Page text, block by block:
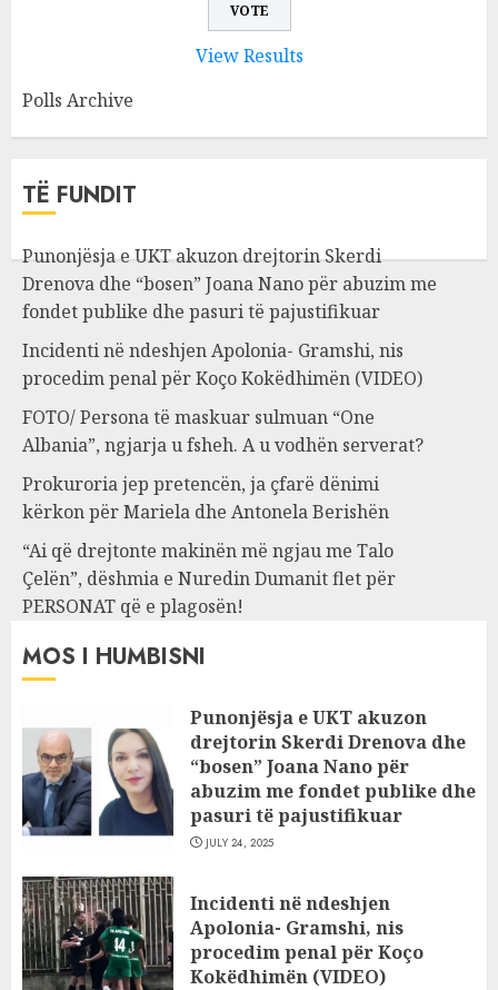
View Results
Polls Archive
TË FUNDIT
Punonjësja e UKT akuzon drejtorin Skerdi
Drenova dhe “bosen” Joana Nano për abuzim me
fondet publike dhe pasuri të pajustifikuar
Incidenti në ndeshjen Apolonia- Gramshi, nis
procedim penal për Koço Kokëdhimën (VIDEO)
FOTO/ Persona të maskuar sulmuan “One
Albania”, ngjarja u fsheh. A u vodhën serverat?
Prokuroria jep pretencën, ja çfarë dënimi
kërkon për Mariela dhe Antonela Berishën
“Ai që drejtonte makinën më ngjau me Talo
Çelën”, dëshmia e Nuredin Dumanit flet për
PERSONAT që e plagosën!
MOS I HUMBISNI
Punonjësja e UKT akuzon
drejtorin Skerdi Drenova dhe
“bosen” Joana Nano për
abuzim me fondet publike dhe
pasuri të pajustifikuar
JULY 24, 2025
Incidenti në ndeshjen
Apolonia- Gramshi, nis
procedim penal për Koço
Kokëdhimën (VIDEO)